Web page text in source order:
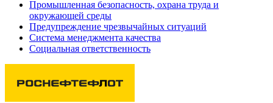
Промышленная безопасность, охрана труда и
окружающей среды
Предупреждение чрезвычайных ситуаций
Система менеджмента качества
Социальная ответственность